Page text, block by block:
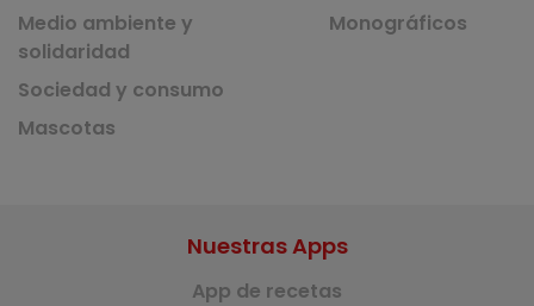
Medio ambiente y
solidaridad
Sociedad y consumo
Mascotas
Monográficos
Nuestras Apps
App de recetas